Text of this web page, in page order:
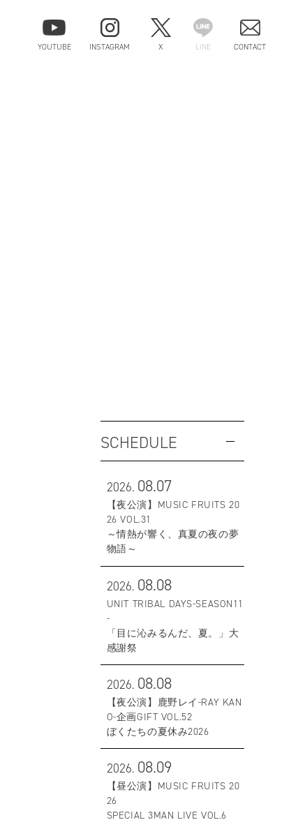
YOUTUBE INSTAGRAM X LINE CONTACT
SCHEDULE
2026. 08.07
【夜公演】MUSIC FRUITS 20
26 VOL.31
～情熱が響く、真夏の夜の夢
物語～
2026. 08.08
UNIT TRIBAL DAYS-SEASON11
-
「目に沁みるんだ、夏。」大
感謝祭
2026. 08.08
【夜公演】鹿野レイ-RAY KAN
O-企画GIFT VOL.52
ぼくたちの夏休み2026
2026. 08.09
【昼公演】MUSIC FRUITS 20
26
SPECIAL 3MAN LIVE VOL.6